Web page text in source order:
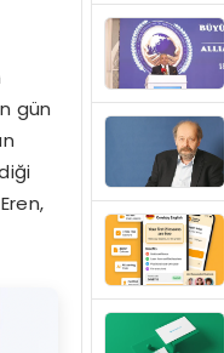
gün